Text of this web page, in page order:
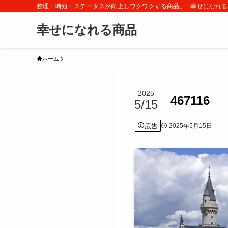
整理・時短・ステータスが向上しワクワクする商品。 | 幸せになれ
幸せになれる商品
ホーム
467116
2025
5/15
広告 2025年5月15日